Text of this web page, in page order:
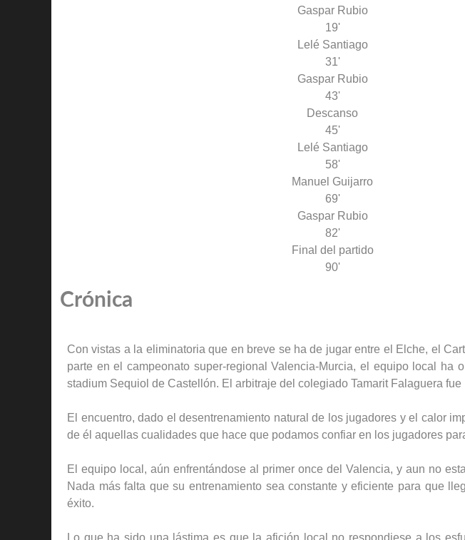
Gaspar Rubio
19'
Lelé Santiago
31'
Gaspar Rubio
43'
Descanso
45'
Lelé Santiago
58'
Manuel Guijarro
69'
Gaspar Rubio
82'
Final del partido
90'
Crónica
Con vistas a la eliminatoria que en breve se ha de jugar entre el Elche, el
parte en el campeonato super-regional Valencia-Murcia, el equipo local
stadium Sequiol de Castellón. El arbitraje del colegiado Tamarit Falaguera fue
El encuentro, dado el desentrenamiento natural de los jugadores y el calor
de él aquellas cualidades que hace que podamos confiar en los jugadores
El equipo local, aún enfrentándose al primer once del Valencia, y aun no
Nada más falta que su entrenamiento sea constante y eficiente para que
éxito.
Lo que ha sido una lástima es que la afición local no respondiese a los